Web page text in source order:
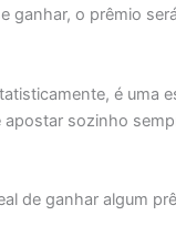
ganhar, o prêmio
é uma
apostar sozinho
de ganhar algum